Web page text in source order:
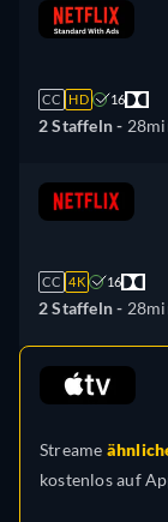
CC HD 16
2 Staffeln -
CC 4K 16
2 Staffeln -
Streame
kostenlos auf